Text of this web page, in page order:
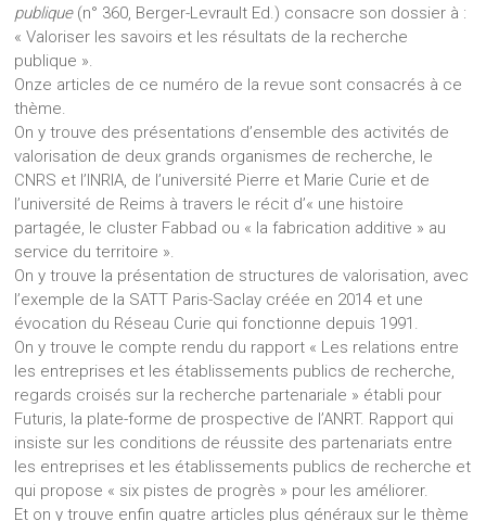
publique(n° 360, Berger-Levrault Ed.) consacre son dossier à :
« Valoriser les savoirs et les résultats de la recherche
publique ».
Onze articles de ce numéro de la revue sont consacrés à ce
thème.
On y trouve des présentations d’ensemble des activités de
valorisation de deux grands organismes de recherche, le
CNRS et l’INRIA, de l’université Pierre et Marie Curie et de
l’université de Reims à travers le récit d’« une histoire
partagée, le cluster Fabbad ou « la fabrication additive » au
service du territoire ».
On y trouve la présentation de structures de valorisation, avec
l’exemple de la SATT Paris-Saclay créée en 2014 et une
évocation du Réseau Curie qui fonctionne depuis 1991.
On y trouve le compte rendu du rapport « Les relations entre
les entreprises et les établissements publics de recherche,
regards croisés sur la recherche partenariale » établi pour
Futuris, la plate-forme de prospective de l’ANRT. Rapport qui
insiste sur les conditions de réussite des partenariats entre
les entreprises et les établissements publics de recherche et
qui propose « six pistes de progrès » pour les améliorer.
Et on y trouve enfin quatre articles plus généraux sur le thème